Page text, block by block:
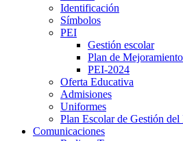
Identificación
Símbolos
PEI
Gestión escolar
Plan de
PEI-2024
Oferta Educativa
Admisiones
Uniformes
Plan Escolar de Gestión del
Comunicaciones